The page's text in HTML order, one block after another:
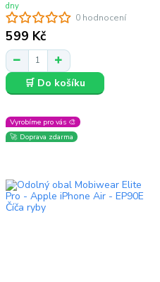
0 hodnocení
599 Kč
dny
🛒 Do košíku
Vyrobíme pro vás 🎨
🚀 Doprava zdarma